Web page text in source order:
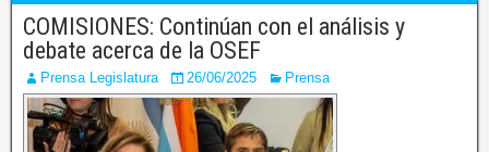
COMISIONES: Continúan con el análisis y
debate acerca de la OSEF
Prensa Legislatura 26/06/2025 Prensa